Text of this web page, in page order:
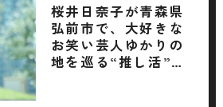
桜井日奈子が青森県
弘前市で、大好きな
お笑い芸人ゆかりの
地を巡る“推し活”旅